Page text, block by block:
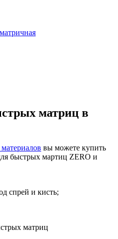
матриц в
вы можете купить
быстрых мартиц ZERO и
спрей и кисть;
матриц